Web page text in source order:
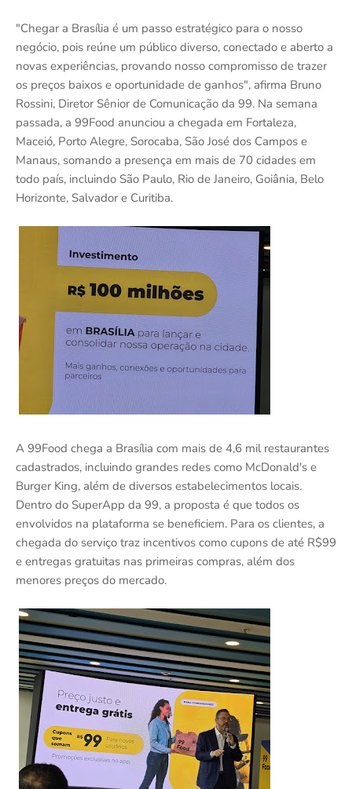
"Chegar a Brasília é um passo estratégico para o nosso
negócio, pois reúne um público diverso, conectado e aberto a
novas experiências, provando nosso compromisso de trazer
os preços baixos e oportunidade de ganhos", afirma Bruno
Rossini, Diretor Sênior de Comunicação da 99. Na semana
passada, a 99Food anunciou a chegada em Fortaleza,
Maceió, Porto Alegre, Sorocaba, São José dos Campos e
Manaus, somando a presença em mais de 70 cidades em
todo país, incluindo São Paulo, Rio de Janeiro, Goiânia, Belo
Horizonte, Salvador e Curitiba.
A 99Food chega a Brasília com mais de 4,6 mil restaurantes
cadastrados, incluindo grandes redes como McDonald's e
Burger King, além de diversos estabelecimentos locais.
Dentro do SuperApp da 99, a proposta é que todos os
envolvidos na plataforma se beneficiem. Para os clientes, a
chegada do serviço traz incentivos como cupons de até R$99
e entregas gratuitas nas primeiras compras, além dos
menores preços do mercado.